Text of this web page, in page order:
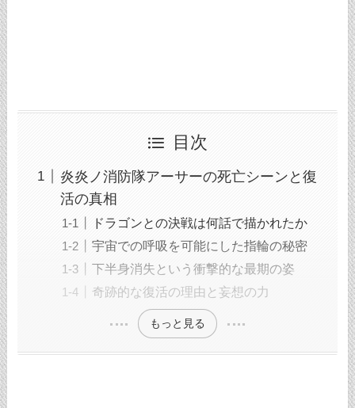
目次
炎炎ノ消防隊アーサーの死亡シーンと復
活の真相
ドラゴンとの決戦は何話で描かれたか
宇宙での呼吸を可能にした指輪の秘密
下半身消失という衝撃的な最期の姿
奇跡的な復活の理由と妄想の力
もっと見る